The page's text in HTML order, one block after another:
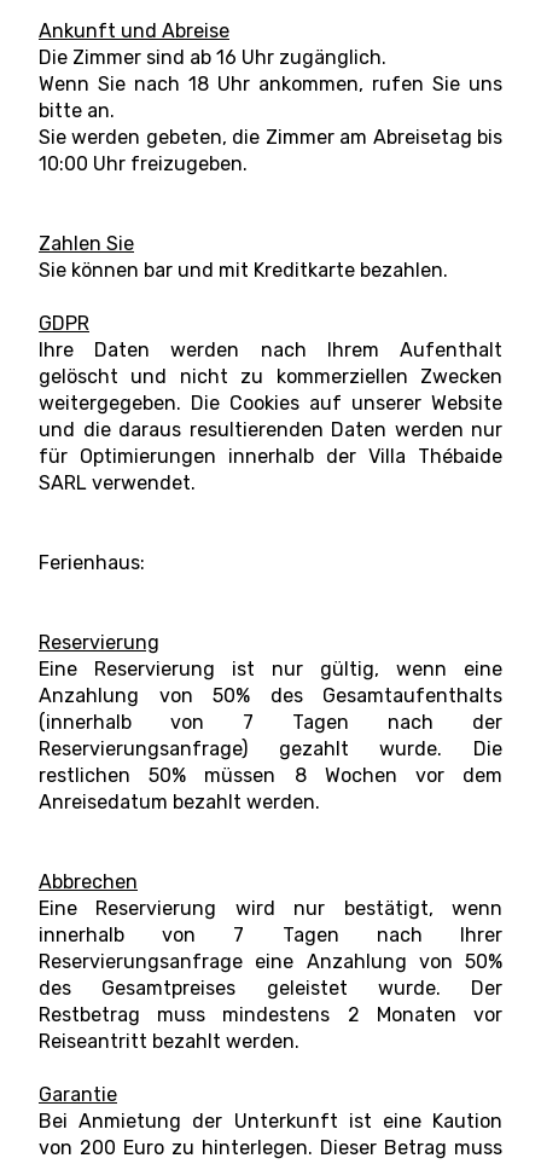
Ankunft und Abreise
Die Zimmer sind ab 16 Uhr zugänglich.
Wenn Sie nach 18 Uhr ankommen, rufen Sie uns
bitte an.
Sie werden gebeten, die Zimmer am Abreisetag bis
10:00 Uhr freizugeben.
Zahlen Sie
Sie können bar und mit Kreditkarte bezahlen.
GDPR
Ihre Daten werden nach Ihrem Aufenthalt
gelöscht und nicht zu kommerziellen Zwecken
weitergegeben. Die Cookies auf unserer Website
und die daraus resultierenden Daten werden nur
für Optimierungen innerhalb der Villa Thébaide
SARL verwendet.
Ferienhaus:
Reservierung
Eine Reservierung ist nur gültig, wenn eine
Anzahlung von 50% des Gesamtaufenthalts
(innerhalb von 7 Tagen nach der
Reservierungsanfrage) gezahlt wurde. Die
restlichen 50% müssen 8 Wochen vor dem
Anreisedatum bezahlt werden.
Abbrechen
Eine Reservierung wird nur bestätigt, wenn
innerhalb von 7 Tagen nach Ihrer
Reservierungsanfrage eine Anzahlung von 50%
des Gesamtpreises geleistet wurde. Der
Restbetrag muss mindestens 2 Monaten vor
Reiseantritt bezahlt werden.
Garantie
Bei Anmietung der Unterkunft ist eine Kaution
von 200 Euro zu hinterlegen. Dieser Betrag muss